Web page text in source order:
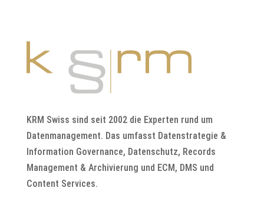
KRM Swiss sind seit 2002 die Experten rund um
Datenmanagement. Das umfasst Datenstrategie &
Information Governance, Datenschutz, Records
Management & Archivierung und ECM, DMS und
Content Services.